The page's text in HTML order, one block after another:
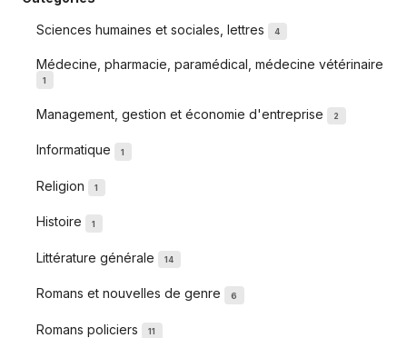
Sciences humaines et sociales, lettres 4
Médecine, pharmacie, paramédical, médecine vétérinaire
1
Management, gestion et économie d'entreprise 2
Informatique 1
Religion 1
Histoire 1
Littérature générale 14
Romans et nouvelles de genre 6
Romans policiers 11